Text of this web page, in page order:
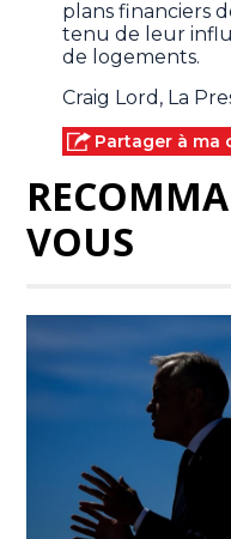
plans financiers
tenu de leur
de logements.
Craig Lord, La
Partager à ma
VOUS